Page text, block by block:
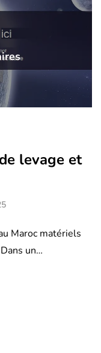
levage et
Maroc matériels
un…